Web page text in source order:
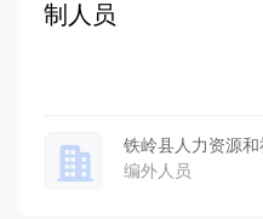
制人员
铁岭县人力资源
编外人员